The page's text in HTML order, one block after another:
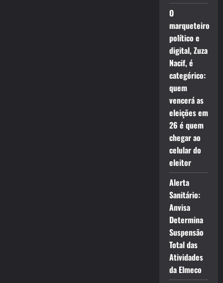
O
marqueteiro
político e
digital, Zuza
Nacif, é
categórico:
quem
vencerá as
eleições em
26 é quem
chegar ao
celular do
eleitor
Alerta
Sanitário:
Anvisa
Determina
Suspensão
Total das
Atividades
da Elmeco